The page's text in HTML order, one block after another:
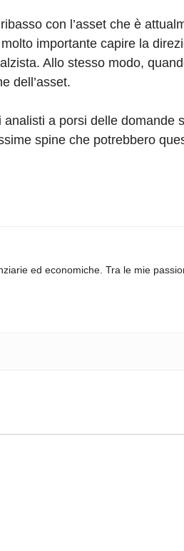
con l’asset che è
molto importante capire la
Allo stesso modo,
dell’asset.
a porsi delle domande
spine che potrebbero
ed economiche. Tra le mie